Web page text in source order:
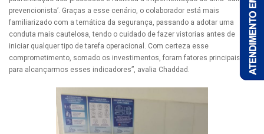
prevencionista’. Graças a esse cenário, o colaborador está mais
familiarizado com a temática da segurança, passando a adotar uma
conduta mais cautelosa, tendo o cuidado de fazer vistorias antes de
iniciar qualquer tipo de tarefa operacional. Com certeza esse
comprometimento, somado os investimentos, foram fatores principais
para alcançarmos esses indicadores”, avalia Chaddad.